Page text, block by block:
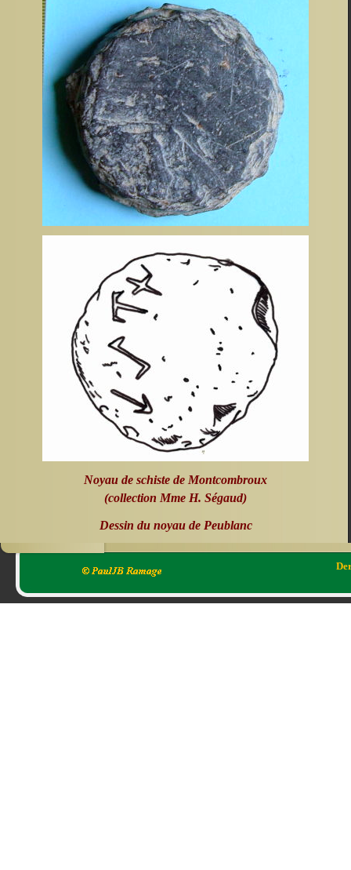
Noyau de schiste de Montcombroux
(collection Mme H. Ségaud)
Dessin du noyau de Peublanc